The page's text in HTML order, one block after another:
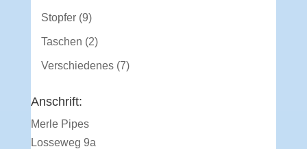
Stopfer 99
Produkte
Taschen 22
Produkte
Verschiedenes 77
Anschrift:
Merle Pipes
Losseweg 9a